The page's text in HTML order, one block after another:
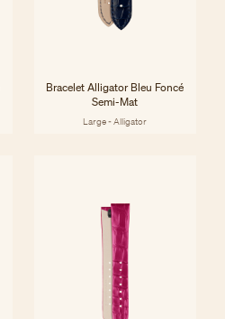
Bracelet Alligator Bleu Foncé
Semi-Mat
Large - Alligator